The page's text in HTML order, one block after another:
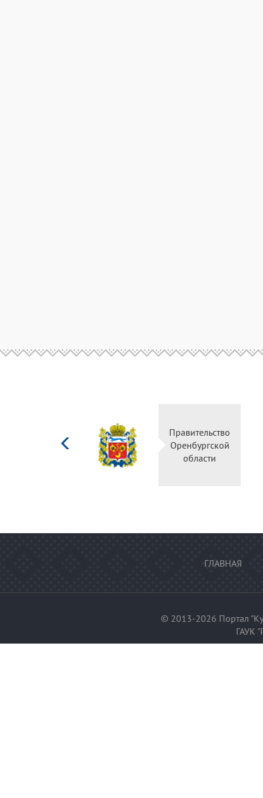
Министерство
культуры
Российской
федерации
ГЛАВНАЯ
© 2013-2026 Портал
ГАУК